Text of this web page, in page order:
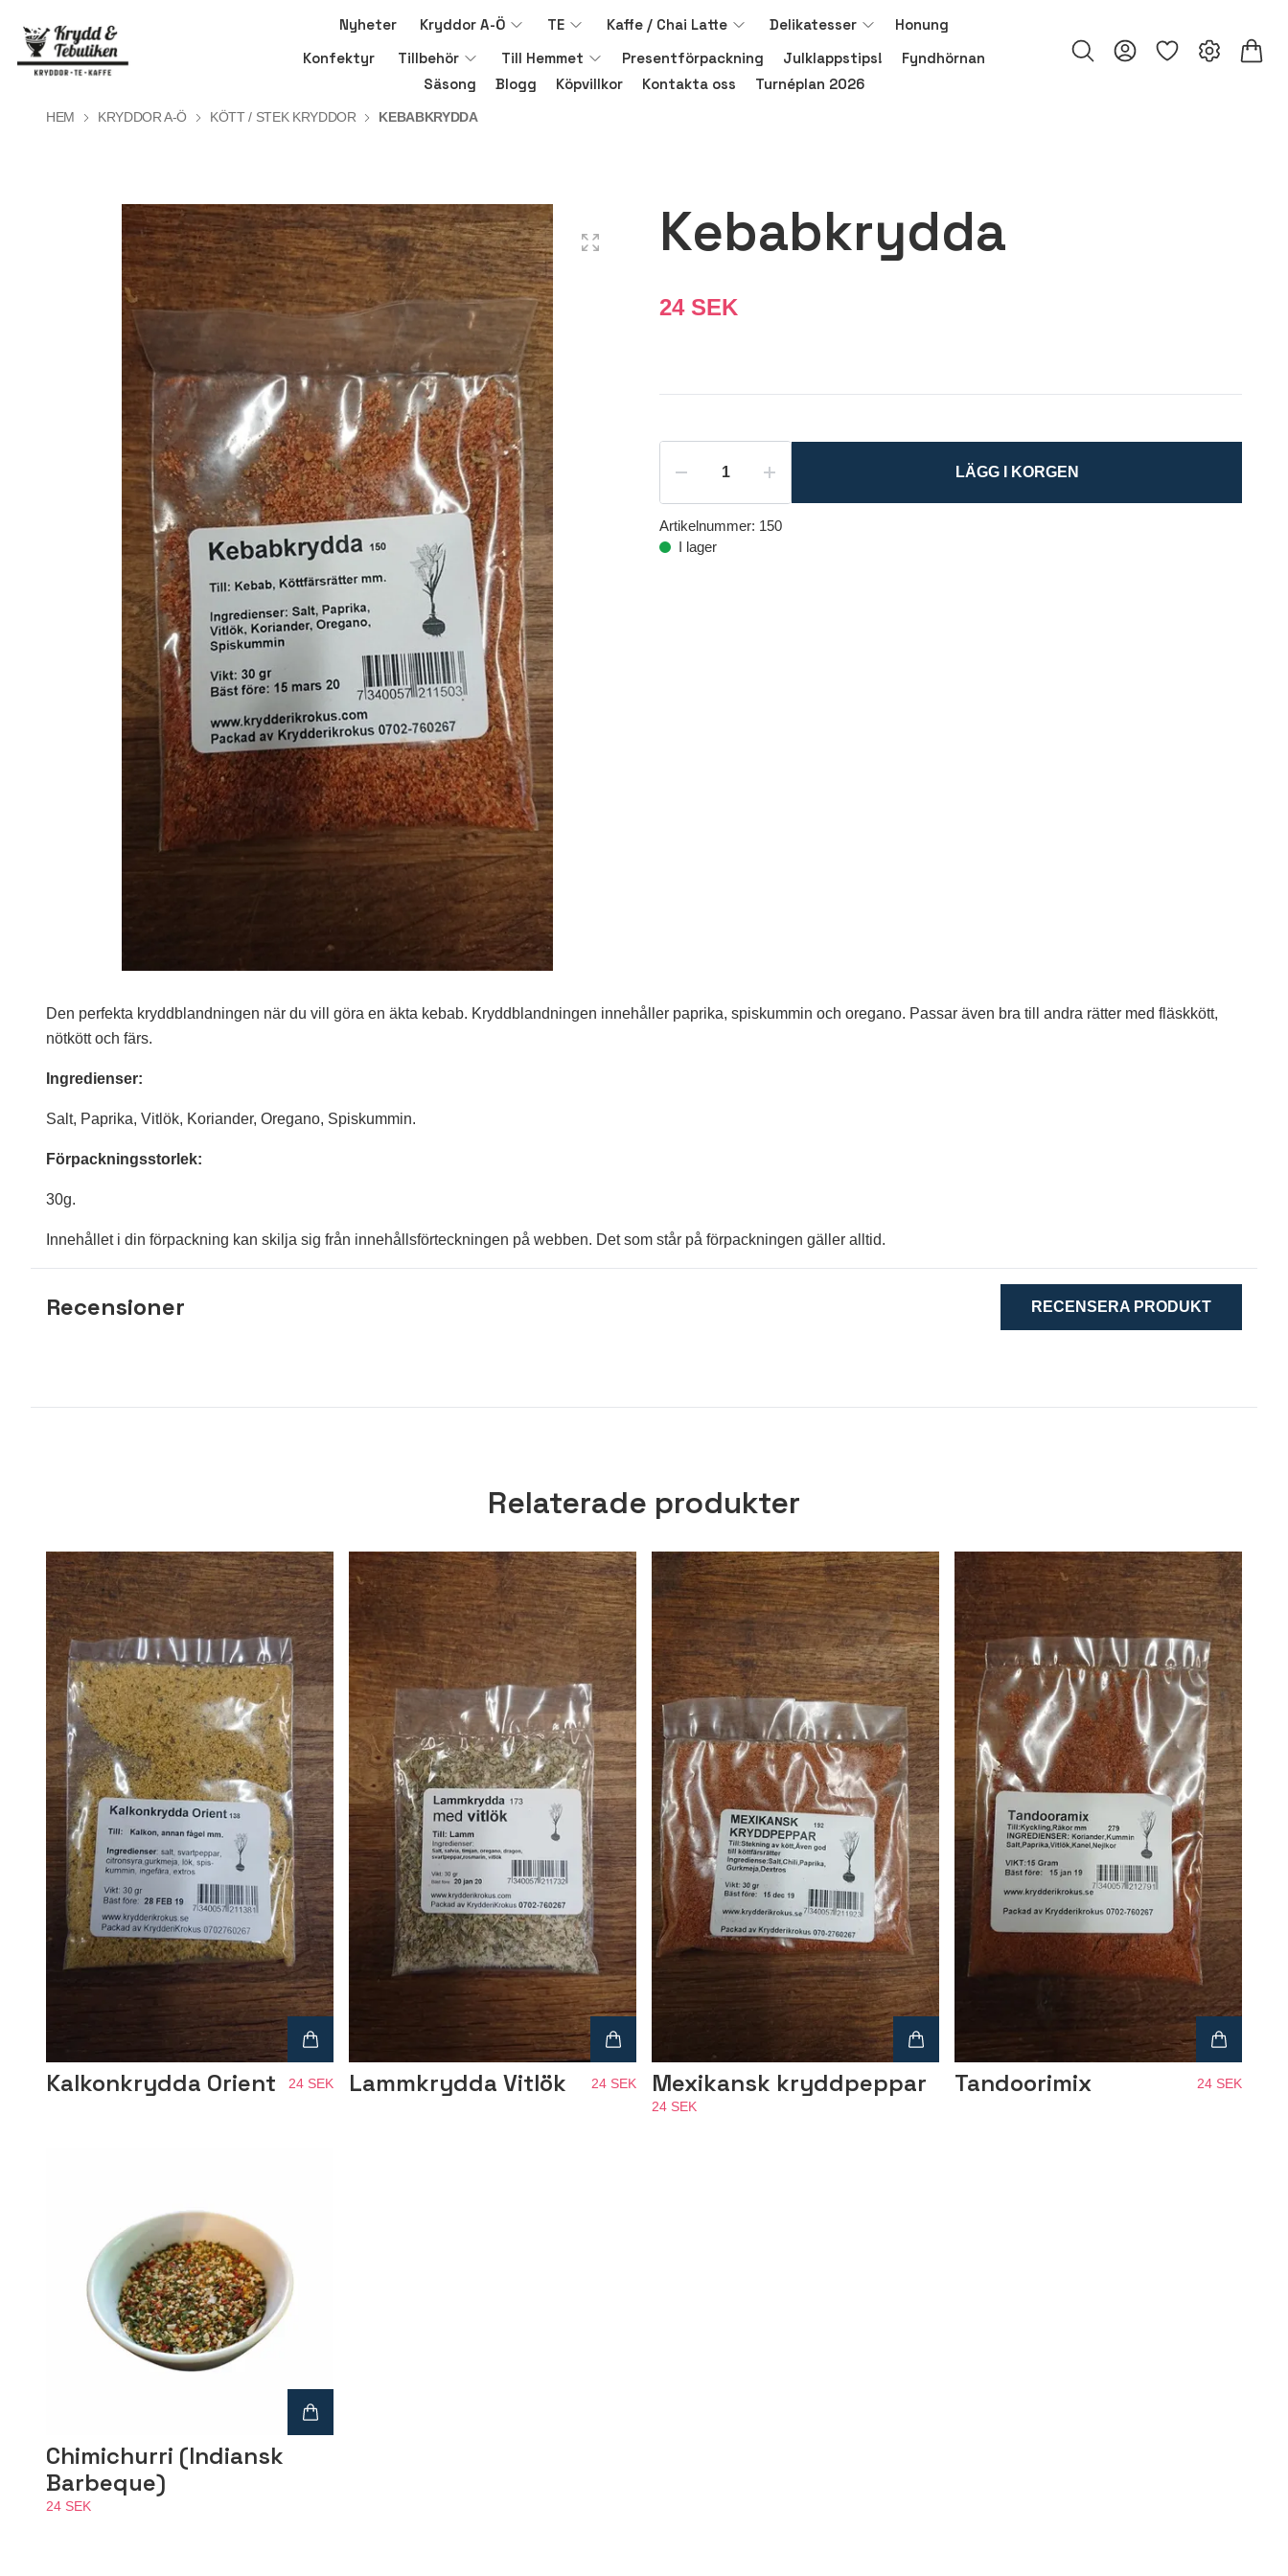
Nyheter Kryddor A-Ö TE Kaffe / Chai Latte Delikatesser
Honung
Konfektyr
Tillbehör Till Hemmet Presentförpackning Julklappstips!
Fyndhörnan
Säsong
Blogg Köpvillkor Kontakta oss Turnéplan 2026
HEM KRYDDOR A-Ö KÖTT / STEK KRYDDOR KEBABKRYDDA
Kebabkrydda
24 SEK
LÄGG I KORGEN
Artikelnummer: 150
I lager
Den perfekta kryddblandningen när du vill göra en äkta kebab. Kryddblandningen innehåller paprika, spiskummin och oregano. Passar även bra till andra rätter med fläskkött,
nötkött och färs.
Ingredienser:
Salt, Paprika, Vitlök, Koriander, Oregano, Spiskummin.
Förpackningsstorlek:
30g.
Innehållet i din förpackning kan skilja sig från innehållsförteckningen på webben. Det som står på förpackningen gäller alltid.
Recensioner RECENSERA PRODUKT
Relaterade produkter
Kalkonkrydda Orient 24 SEK Lammkrydda Vitlök 24 SEK Mexikansk kryddpeppar
24 SEK
Tandoorimix 24 SEK
Chimichurri (Indiansk
Barbeque)
24 SEK